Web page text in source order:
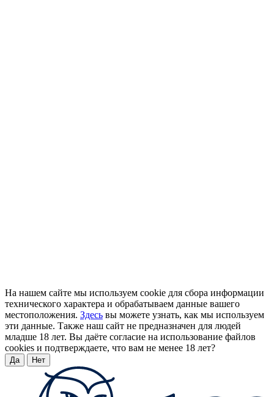
На нашем сайте мы используем cookie для сбора информации
технического характера и обрабатываем данные вашего
местоположения. Здесь вы можете узнать, как мы используем
эти данные. Также наш сайт не предназначен для людей
младше 18 лет. Вы даёте согласие на использование файлов
cookies и подтверждаете, что вам не менее 18 лет?
Да Нет